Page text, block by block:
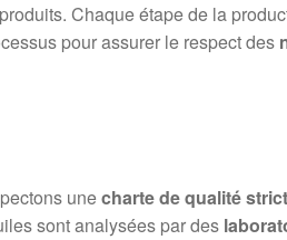
Chaque étape de la
pour assurer le respect des
unecharte de qualité
sont analysées par des